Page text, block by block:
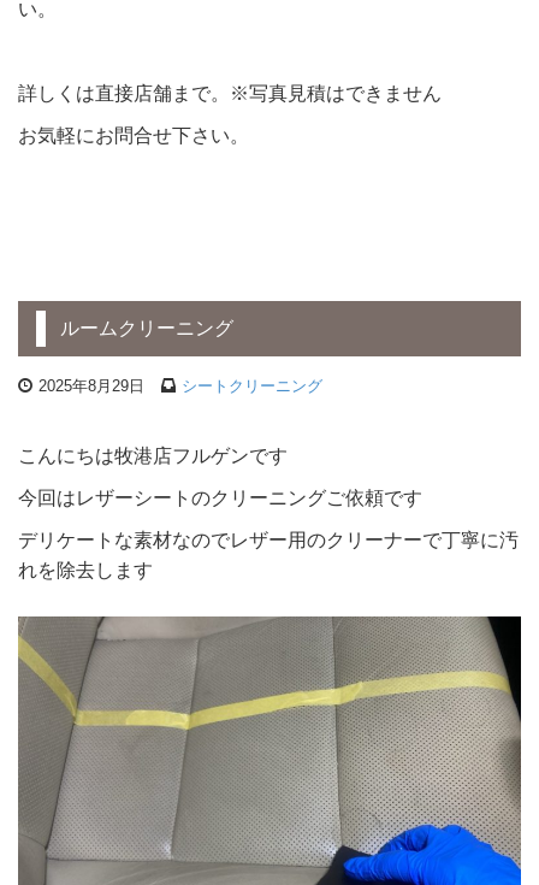
い。
詳しくは直接店舗まで。※写真見積はできません
お気軽にお問合せ下さい。
ルームクリーニング
2025年8月29日 シートクリーニング
こんにちは牧港店フルゲンです
今回はレザーシートのクリーニングご依頼です
デリケートな素材なのでレザー用のクリーナーで丁寧に汚
れを除去します